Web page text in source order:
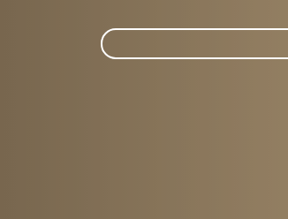
Suche im LLOYD PASSAGE